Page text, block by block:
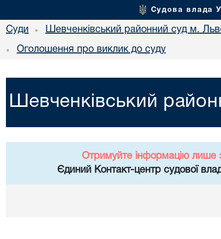
Судова влада
Суди • Шевченківський районний суд м.
• Оголошення про виклик до суду
Шевченківський
Отримуйте інформацію лише
Єдиний Контакт-центр судової